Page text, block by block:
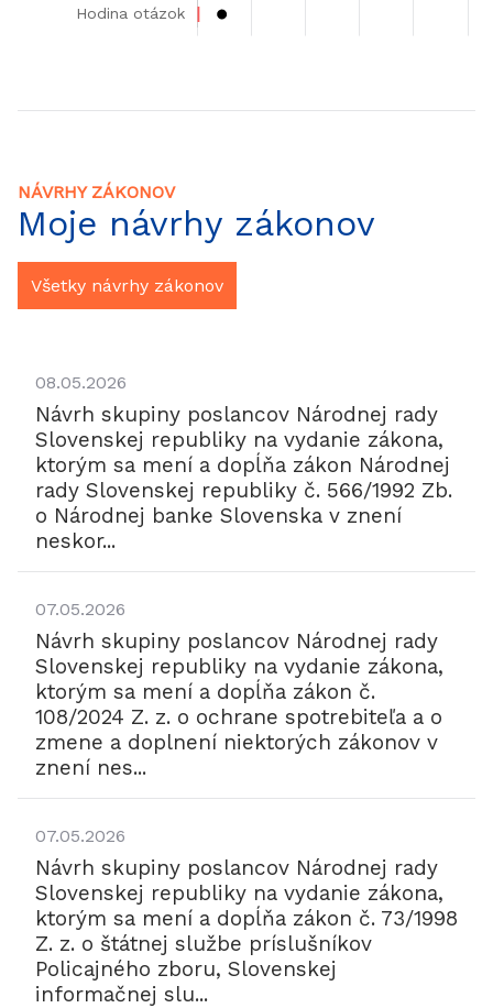
NÁVRHY ZÁKONOV
Moje návrhy zákonov
Všetky návrhy zákonov
08.05.2026
Návrh skupiny poslancov Národnej rady
Slovenskej republiky na vydanie zákona,
ktorým sa mení a dopĺňa zákon Národnej
rady Slovenskej republiky č. 566/1992 Zb.
o Národnej banke Slovenska v znení
neskor...
07.05.2026
Návrh skupiny poslancov Národnej rady
Slovenskej republiky na vydanie zákona,
ktorým sa mení a dopĺňa zákon č.
108/2024 Z. z. o ochrane spotrebiteľa a o
zmene a doplnení niektorých zákonov v
znení nes...
07.05.2026
Návrh skupiny poslancov Národnej rady
Slovenskej republiky na vydanie zákona,
ktorým sa mení a dopĺňa zákon č. 73/1998
Z. z. o štátnej službe príslušníkov
Policajného zboru, Slovenskej
informačnej slu...